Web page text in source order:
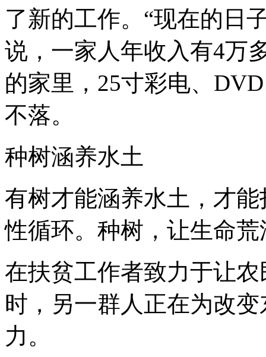
了新的工作。“现在的日
说，一家人年收入有4万
的家里，25寸彩电、
不落。
种树涵养水土
有树才能涵养水土，才
性循环。种树，让生命
在扶贫工作者致力于让
时，另一群人正在为改
力。